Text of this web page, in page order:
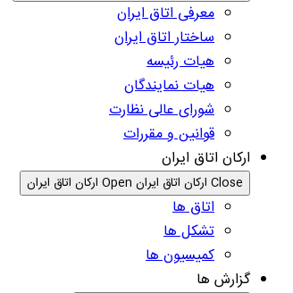
معرفی اتاق ایران
ساختار اتاق ایران
هیات رئیسه
هیات نمایندگان
شورای عالی نظارت
قوانین و مقررات
ارکان اتاق ایران
Close ارکان اتاق ایران Open ارکان اتاق ایران
اتاق ها
تشکل ها
کمیسیون ها
گزارش ها